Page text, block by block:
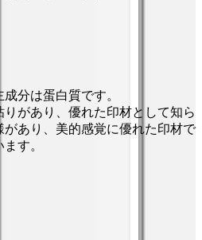
分は蛋白質です。
があり、優れた印材として知ら
あり、美的感覚に優れた印材で
す。